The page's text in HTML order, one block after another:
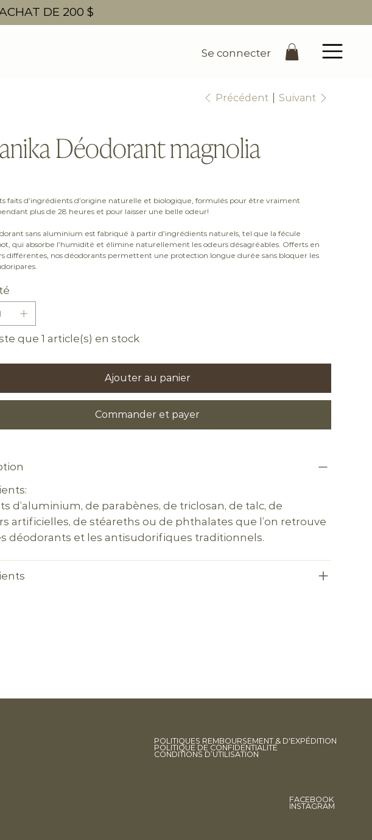
Se connecter
DE 200 $
Précédent Suivant
Déodorant magnolia
faits d’ingrédients d’origine naturelle et biologique, formulés pour être vraiment
plus de 28 heures et pour laisser une belle odeur!
sans aluminium est fabriqué à partir d’ingrédients naturels, tel que la fécule
qui absorbe l’humidité et élimine naturellement les odeurs désagréables. Offerts en
différentes, nos déodorants permettent une protection longue durée sans bloquer les
que 1 article(s) en stock
Ajouter au panier
Commander et payer
d’aluminium, de parabènes, de triclosan, de talc, de
artificielles, de stéareths ou de phthalates que l’on retrouve
déodorants et les antisudorifiques traditionnels.
POLITIQUES REMBOURSEMENT & D'EXPÉDITION
POLITIQUE DE CONFIDENTIALITÉ
CONDITIONS D’UTILISATION
FACEBOOK
INSTAGRAM